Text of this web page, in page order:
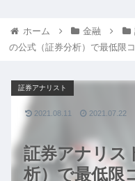
ホーム 金融
の公式（証券分析）で最低限
証券アナリス
析）で最低限
証券アナリスト
2021.08.11 2021.07.22